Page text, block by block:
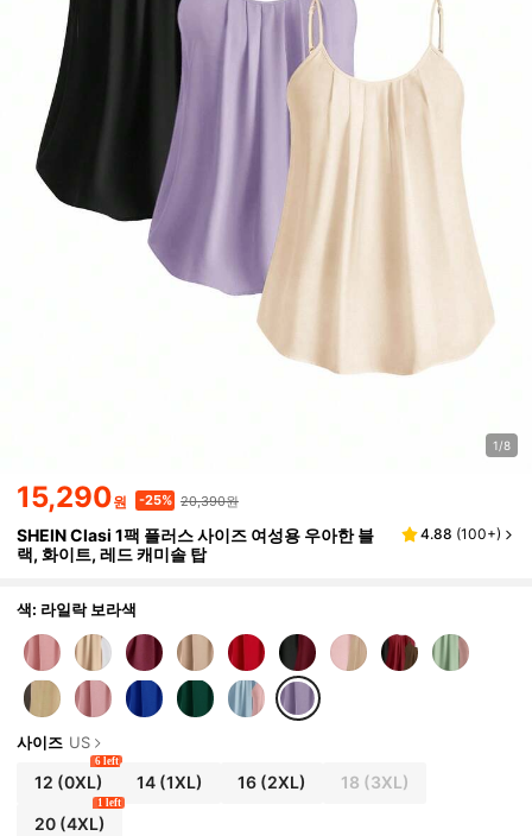
1/8
15,290원 -25% 20,390원
SHEIN Clasi 1팩 플러스 사이즈 여성용 우아한 블
랙, 화이트, 레드 캐미솔 탑
4.88 (100+)
색: 라일락 보라색
사이즈 US
12 (0XL)
6 left
14 (1XL) 16(2XL) 18 (3XL)
20(4XL)
1 left